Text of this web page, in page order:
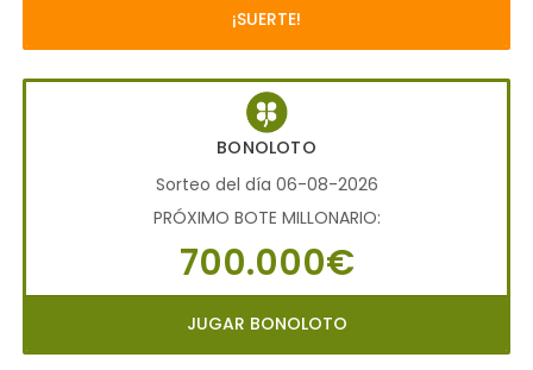
¡SUERTE!
BONOLOTO
Sorteo del día 06-08-2026
PRÓXIMO BOTE MILLONARIO:
700.000€
JUGAR BONOLOTO